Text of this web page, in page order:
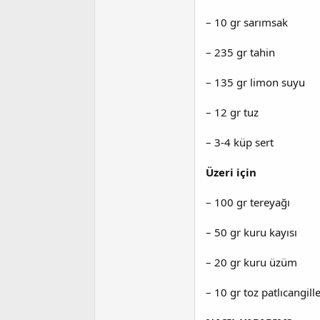
– 10 gr sarımsak
– 235 gr tahin
– 135 gr limon suyu
– 12 gr tuz
– 3-4 küp sert
Üzeri için
– 100 gr tereyağı
– 50 gr kuru kayısı
– 20 gr kuru üzüm
– 10 gr toz